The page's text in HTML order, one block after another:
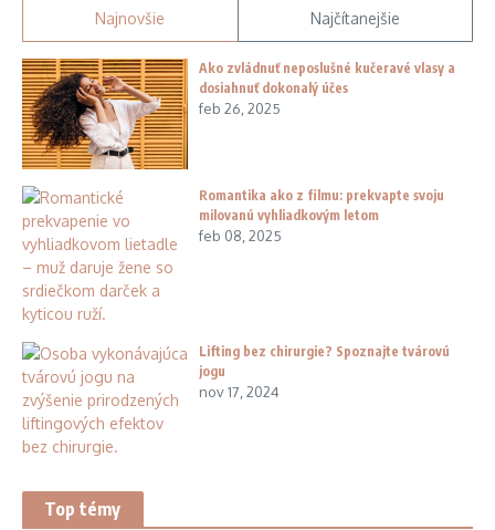
Najnovšie Najčítanejšie
Ako zvládnuť neposlušné kučeravé vlasy a
dosiahnuť dokonalý účes
feb 26, 2025
Romantika ako z filmu: prekvapte svoju
milovanú vyhliadkovým letom
feb 08, 2025
Lifting bez chirurgie? Spoznajte tvárovú
jogu
nov 17, 2024
Top témy